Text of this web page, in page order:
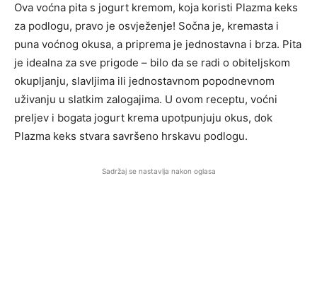
Ova voćna pita s jogurt kremom, koja koristi Plazma keks
za podlogu, pravo je osvježenje! Sočna je, kremasta i
puna voćnog okusa, a priprema je jednostavna i brza. Pita
je idealna za sve prigode – bilo da se radi o obiteljskom
okupljanju, slavljima ili jednostavnom popodnevnom
uživanju u slatkim zalogajima. U ovom receptu, voćni
preljev i bogata jogurt krema upotpunjuju okus, dok
Plazma keks stvara savršeno hrskavu podlogu.
Sadržaj se nastavlja nakon oglasa